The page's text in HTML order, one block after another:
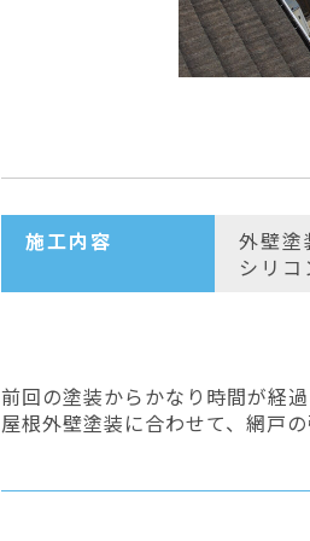
施工内容
外壁
シリ
前回の塗装からかなり時間が経
屋根外壁塗装に合わせて、網戸